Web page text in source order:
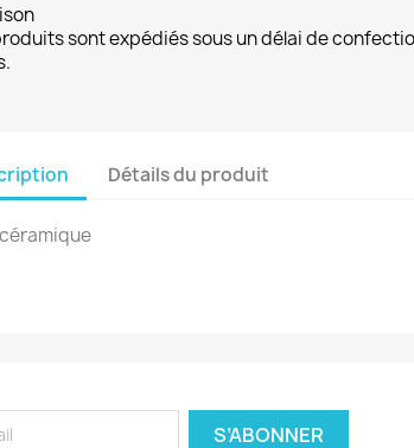
sont expédiés sous un délai de
Détails du produit